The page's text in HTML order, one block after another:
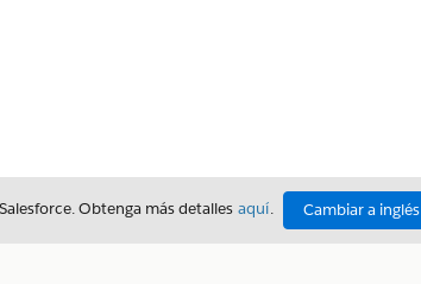
Obtenga más detalles aquí. Cambiar a inglés